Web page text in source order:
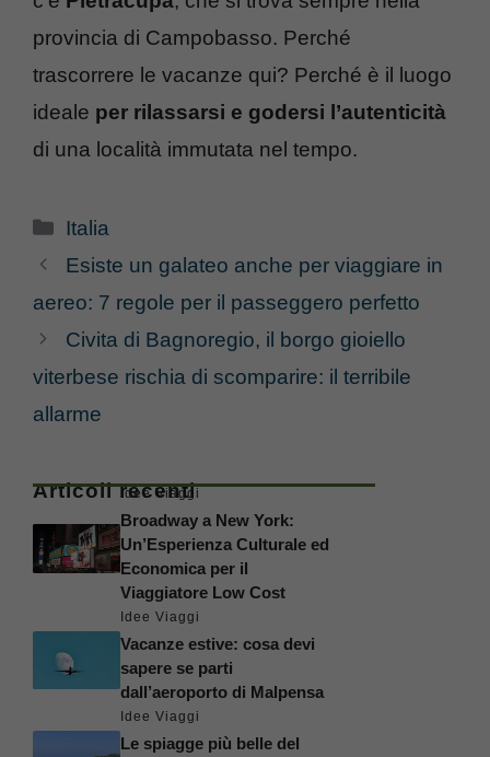
provincia di Campobasso. Perché
trascorrere le vacanze qui? Perché è il luogo
ideale per rilassarsi e godersi l’autenticità
di una località immutata nel tempo.
Categorie
Italia
Esiste un galateo anche per viaggiare in
aereo: 7 regole per il passeggero perfetto
Civita di Bagnoregio, il borgo gioiello
viterbese rischia di scomparire: il terribile
allarme
Articoli recenti
Idee Viaggi
Broadway a New York:
Un’Esperienza Culturale ed
Economica per il
Viaggiatore Low Cost
Idee Viaggi
Vacanze estive: cosa devi
sapere se parti
dall’aeroporto di Malpensa
Idee Viaggi
Le spiagge più belle del